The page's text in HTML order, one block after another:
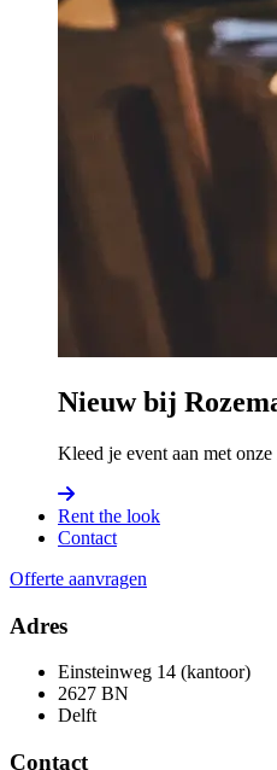
Nieuw bij
Kleed je event aan met
Rent the look
Contact
Offerte aanvragen
Adres
Einsteinweg 14 (kantoor)
2627 BN
Delft
Contact